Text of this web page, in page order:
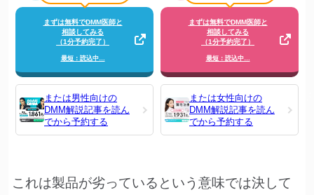
まずは無料でDMM医師と
相談してみる
（1分予約完了）
最短：読込中…
または男性向けの
DMM解説記事を読ん
でから予約する
まずは無料でDMM医師と
相談してみる
（1分予約完了）
最短：読込中…
または女性向けの
DMM解説記事を読ん
でから予約する
これは製品が劣っているという意味では決して